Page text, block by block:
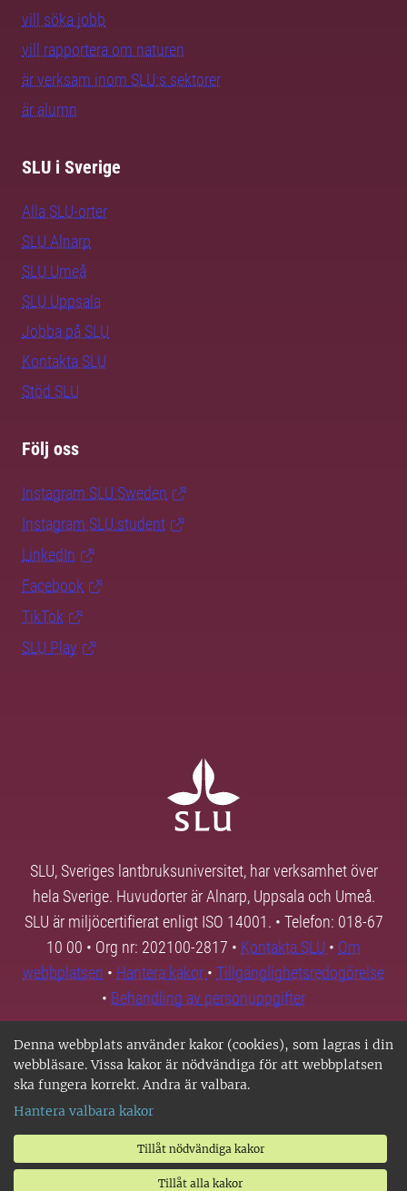
Denna webbplats använder kakor (cookies), som lagras i din
webbläsare. Vissa kakor är nödvändiga för att webbplatsen
ska fungera korrekt. Andra är valbara.
Hantera valbara kakor
Tillåt nödvändiga kakor
Tillåt alla kakor
vill söka jobb
vill rapportera om naturen
är verksam inom SLU:s sektorer
är alumn
SLU i Sverige
Alla SLU-orter
SLU Alnarp
SLU Umeå
SLU Uppsala
Jobba på SLU
Kontakta SLU
Stöd SLU
Följ oss
Instagram SLU.Sweden
Instagram SLU.student
LinkedIn
Facebook
TikTok
SLU Play
SLU, Sveriges lantbruksuniversitet, har verksamhet över
hela Sverige. Huvudorter är Alnarp, Uppsala och Umeå.
SLU är miljöcertifierat enligt ISO 14001. • Telefon: 018-67
10 00 • Org nr: 202100-2817 • Kontakta SLU • Om
webbplatsen • Hantera kakor • Tillgänglighetsredogörelse
• Behandling av personuppgifter